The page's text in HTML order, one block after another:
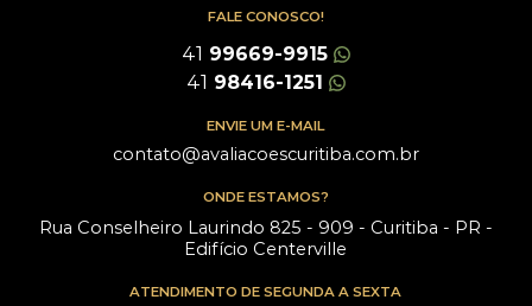
ENVIE UM E-MAIL
contato@avaliacoescuritiba.com.br
ONDE ESTAMOS?
Rua Conselheiro Laurindo 825 - 909 - Curitiba - PR -
Edifício Centerville
FALE CONOSCO!
41 99669-9915
41 98416-1251
ATENDIMENTO DE SEGUNDA A SEXTA